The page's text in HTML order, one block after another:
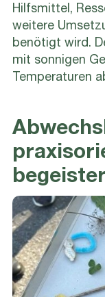
Hilfsmittel,
weitere
benötigt wird.
mit sonnigen
Temperaturen